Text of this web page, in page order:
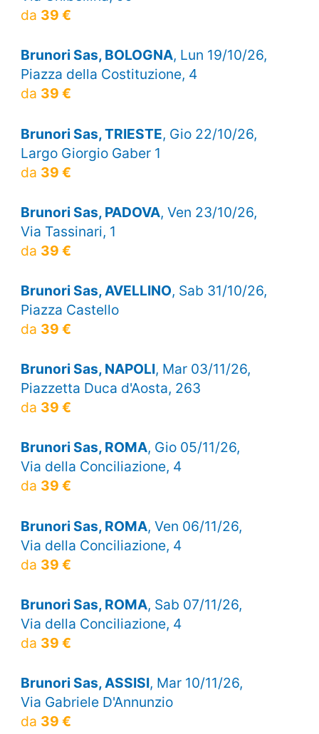
da 39 €
Brunori Sas, BOLOGNA, Lun 19/10/26,
Piazza della Costituzione, 4
da 39 €
Brunori Sas, TRIESTE, Gio 22/10/26,
Largo Giorgio Gaber 1
da 39 €
Brunori Sas, PADOVA, Ven 23/10/26,
Via Tassinari, 1
da 39 €
Brunori Sas, AVELLINO, Sab 31/10/26,
Piazza Castello
da 39 €
Brunori Sas, NAPOLI, Mar 03/11/26,
Piazzetta Duca d'Aosta, 263
da 39 €
Brunori Sas, ROMA, Gio 05/11/26,
Via della Conciliazione, 4
da 39 €
Brunori Sas, ROMA, Ven 06/11/26,
Via della Conciliazione, 4
da 39 €
Brunori Sas, ROMA, Sab 07/11/26,
Via della Conciliazione, 4
da 39 €
Brunori Sas, ASSISI, Mar 10/11/26,
Via Gabriele D'Annunzio
da 39 €